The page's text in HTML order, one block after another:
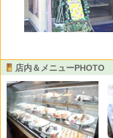
店内＆メニューPHOTO